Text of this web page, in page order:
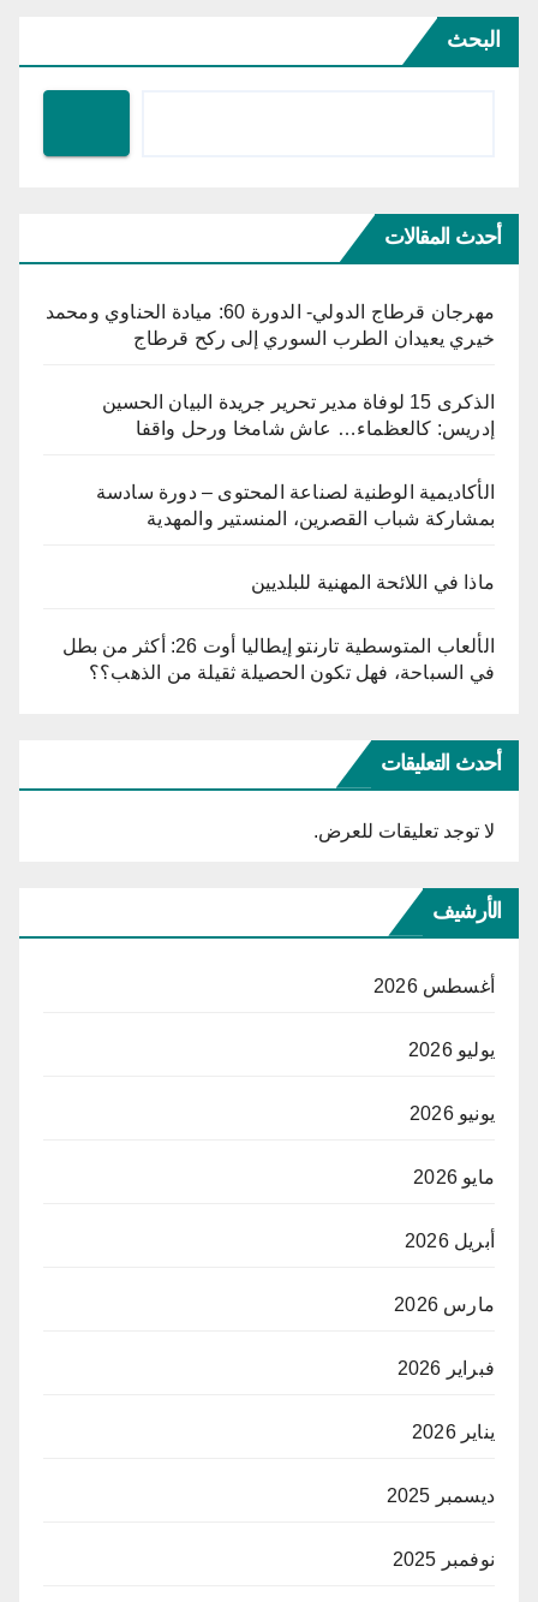
البحث
أحدث المقالات
مهرجان قرطاج الدولي- الدورة 60: ميادة الحناوي ومحمد
خيري يعيدان الطرب السوري إلى ركح قرطاج
الذكرى 15 لوفاة مدير تحرير جريدة البيان الحسين
إدريس: كالعظماء… عاش شامخا ورحل واقفا
الأكاديمية الوطنية لصناعة المحتوى – دورة سادسة
بمشاركة شباب القصرين، المنستير والمهدية
ماذا في اللائحة المهنية للبلديين
الألعاب المتوسطية تارنتو إيطاليا أوت 26: أكثر من بطل
في السباحة، فهل تكون الحصيلة ثقيلة من الذهب؟؟
أحدث التعليقات
لا توجد تعليقات للعرض.
الأرشيف
أغسطس 2026
يوليو 2026
يونيو 2026
مايو 2026
أبريل 2026
مارس 2026
فبراير 2026
يناير 2026
ديسمبر 2025
نوفمبر 2025